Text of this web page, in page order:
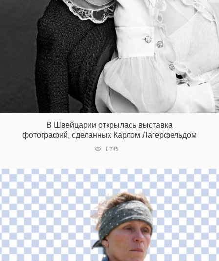
В Швейцарии открылась выставка
фотографий, сделанных Карлом Лагерфельдом
1 745